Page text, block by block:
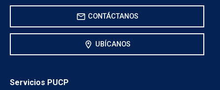
mail CONTÁCTANOS
location_on UBÍCANOS
Servicios PUCP